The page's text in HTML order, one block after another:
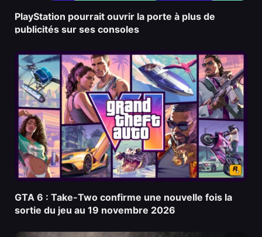
PlayStation pourrait ouvrir la porte à plus de
publicités sur ses consoles
GTA 6 : Take-Two confirme une nouvelle fois la
sortie du jeu au 19 novembre 2026